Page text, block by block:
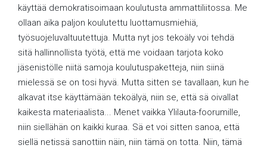
käyttää demokratisoimaan koulutusta ammattiliitossa. Me
ollaan aika paljon koulutettu luottamusmiehiä,
työsuojeluvaltuutettuja. Mutta nyt jos tekoäly voi tehdä
sitä hallinnollista työtä, että me voidaan tarjota koko
jäsenistölle niitä samoja koulutuspaketteja, niin siinä
mielessä se on tosi hyvä. Mutta sitten se tavallaan, kun he
alkavat itse käyttämään tekoälyä, niin se, että sä oivallat
kaikesta materiaalista... Menet vaikka Ylilauta-foorumille,
niin siellähän on kaikki kuraa. Sä et voi sitten sanoa, että
siellä netissä sanottiin näin, niin tämä on totta. Niin, tämä